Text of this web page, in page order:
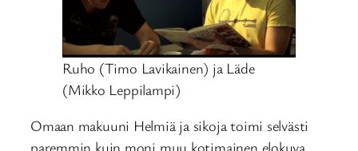
Ruho (Timo Lavikainen) ja Läde
(Mikko Leppilampi)
Omaan makuuni Helmiä ja sikoja toimi selvästi
paremmin kuin moni muu kotimainen elokuva